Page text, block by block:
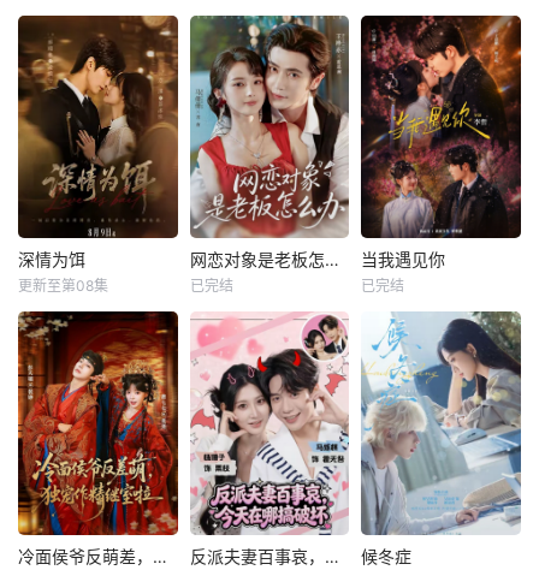
深情为饵
更新至第08集
网恋对象是老板怎么办
已完结
当我遇见你
已完结
冷面侯爷反萌差，独宠作精继室啦 反派夫妻百事哀，今天在哪搞破坏 候冬症